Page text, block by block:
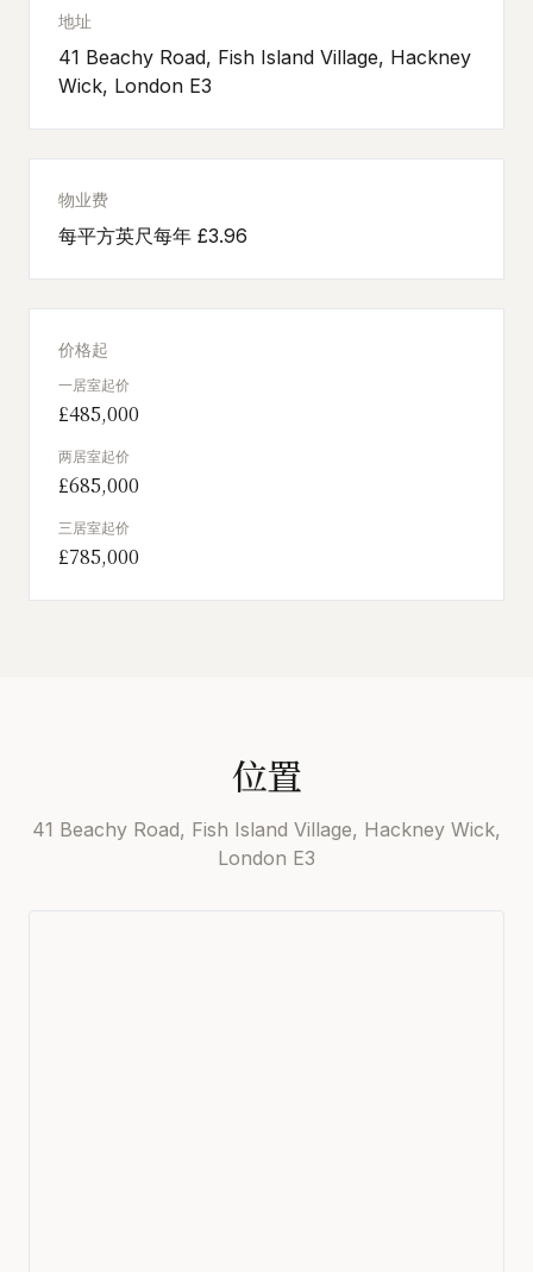
地址
41 Beachy Road, Fish Island Village, Hackney
Wick, London E3
物业费
每平方英尺每年 £3.96
价格起
一居室起价
£485,000
两居室起价
£685,000
三居室起价
£785,000
位置
41 Beachy Road, Fish Island Village, Hackney Wick,
London E3